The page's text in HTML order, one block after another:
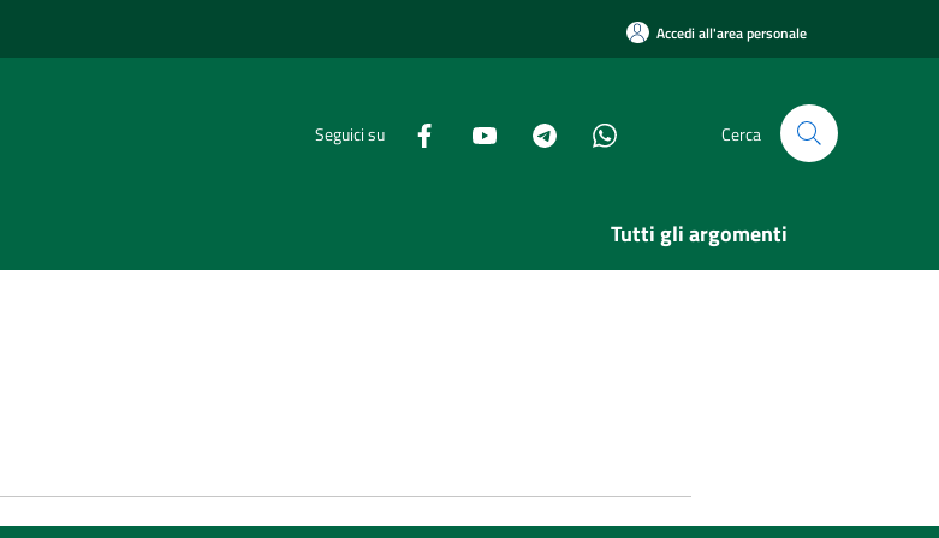
Accedi all'area personale
Seguici su Cerca
Tutti gli argomenti